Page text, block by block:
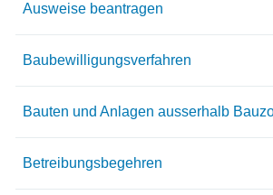
Ausweise beantragen
Baubewilligungsverfahren
Bauten und Anlagen ausserhalb
Betreibungsbegehren